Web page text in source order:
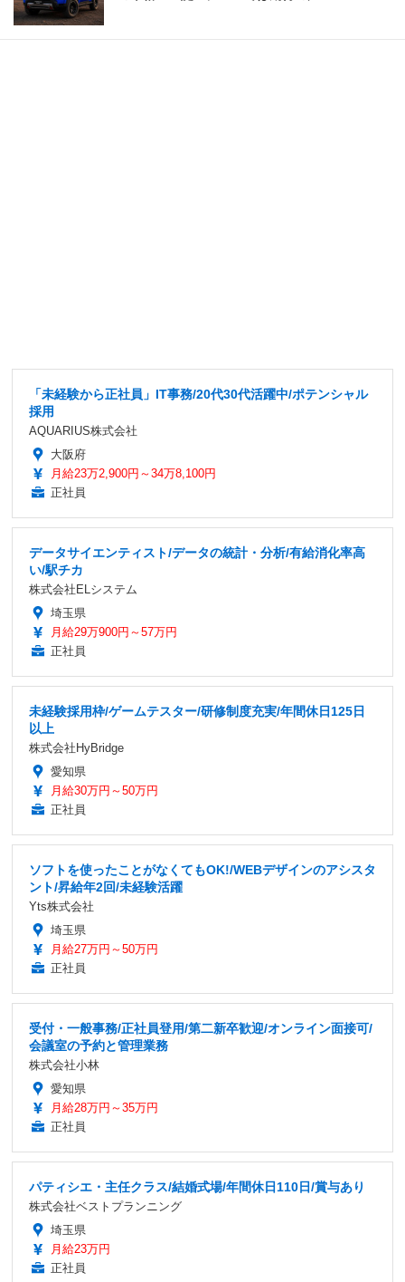
「未経験から正社員」IT事務/20代30代活躍中/ポテンシャル
採用
AQUARIUS株式会社
大阪府
月給23万2,900円～34万8,100円
正社員
データサイエンティスト/データの統計・分析/有給消化率高
い/駅チカ
株式会社ELシステム
埼玉県
月給29万900円～57万円
正社員
未経験採用枠/ゲームテスター/研修制度充実/年間休日125日
以上
株式会社HyBridge
愛知県
月給30万円～50万円
正社員
ソフトを使ったことがなくてもOK!/WEBデザインのアシスタ
ント/昇給年2回/未経験活躍
Yts株式会社
埼玉県
月給27万円～50万円
正社員
受付・一般事務/正社員登用/第二新卒歓迎/オンライン面接可/
会議室の予約と管理業務
株式会社小林
愛知県
月給28万円～35万円
正社員
パティシエ・主任クラス/結婚式場/年間休日110日/賞与あり
株式会社ベストプランニング
埼玉県
月給23万円
正社員